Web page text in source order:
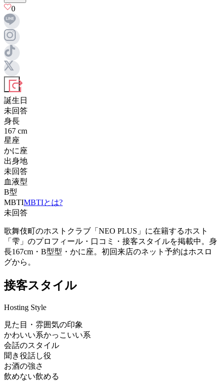
0
誕生日
未回答
身長
167 cm
星座
かに座
出身地
未回答
血液型
B型
MBTIMBTIとは?
未回答
歌舞伎町のホストクラブ「NEO PLUS」に在籍するホスト
「雫」のプロフィール・口コミ・接客スタイルを掲載中。身
長167cm・B型型・かに座。初回来店のネット予約はホスロ
グから。
接客スタイル
Hosting Style
見た目・雰囲気の印象
かわいい系かっこいい系
会話のスタイル
聞き役話し役
お酒の強さ
飲めない飲める